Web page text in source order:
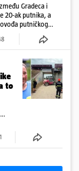
Gradeca i
20-ak putnika, a
putničkog
to